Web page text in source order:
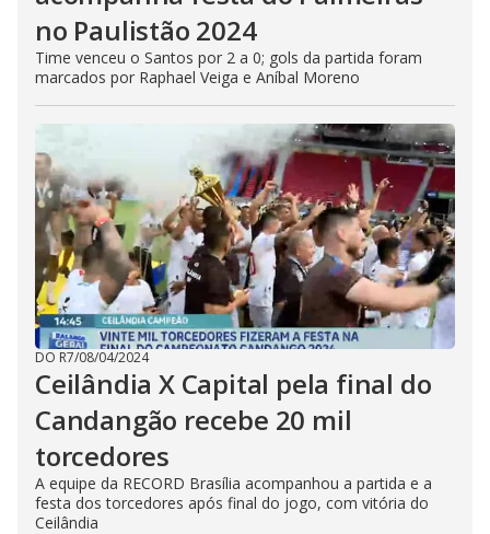
no Paulistão 2024
Time venceu o Santos por 2 a 0; gols da partida foram
marcados por Raphael Veiga e Aníbal Moreno
DO R7/08/04/2024
Ceilândia X Capital pela final do
Candangão recebe 20 mil
torcedores
A equipe da RECORD Brasília acompanhou a partida e a
festa dos torcedores após final do jogo, com vitória do
Ceilândia